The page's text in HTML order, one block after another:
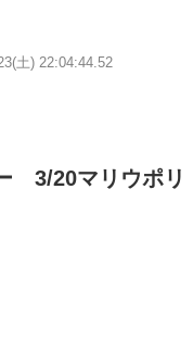
土) 22:04:44.52
3/20マリウポリ